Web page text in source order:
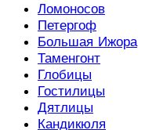
Ломоносов
Петергоф
Большая Ижора
Таменгонт
Глобицы
Гостилицы
Дятлицы
Кандикюля